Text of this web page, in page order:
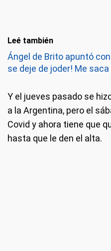
Leé también
Ángel de Brito apuntó
se deje de joder! Me
Y el jueves pasado se
a la Argentina, pero el
Covid y ahora tiene que
hasta que le den el alta.